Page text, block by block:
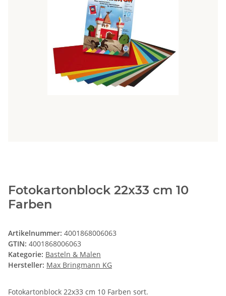
Fotokartonblock 22x33 cm 10
Farben
Artikelnummer: 4001868006063
GTIN: 4001868006063
Kategorie: Basteln & Malen
Hersteller: Max Bringmann KG
Fotokartonblock 22x33 cm 10 Farben sort.